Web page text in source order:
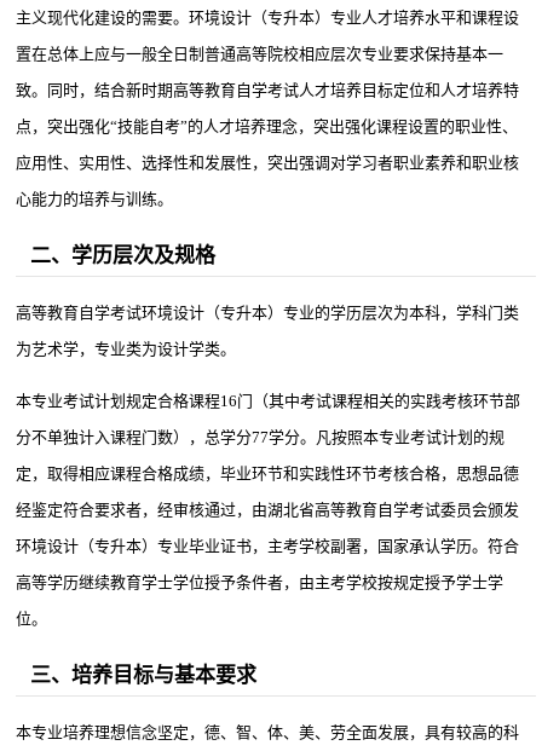
主义现代化建设的需要。环境设计（专升本）专业人才培养水平和课程设
置在总体上应与一般全日制普通高等院校相应层次专业要求保持基本一
致。同时，结合新时期高等教育自学考试人才培养目标定位和人才培养特
点，突出强化“技能自考”的人才培养理念，突出强化课程设置的职业性、
应用性、实用性、选择性和发展性，突出强调对学习者职业素养和职业核
心能力的培养与训练。
二、学历层次及规格
高等教育自学考试环境设计（专升本）专业的学历层次为本科，学科门类
为艺术学，专业类为设计学类。
本专业考试计划规定合格课程16门（其中考试课程相关的实践考核环节部
分不单独计入课程门数），总学分77学分。凡按照本专业考试计划的规
定，取得相应课程合格成绩，毕业环节和实践性环节考核合格，思想品德
经鉴定符合要求者，经审核通过，由湖北省高等教育自学考试委员会颁发
环境设计（专升本）专业毕业证书，主考学校副署，国家承认学历。符合
高等学历继续教育学士学位授予条件者，由主考学校按规定授予学士学
位。
三、培养目标与基本要求
本专业培养理想信念坚定，德、智、体、美、劳全面发展，具有较高的科